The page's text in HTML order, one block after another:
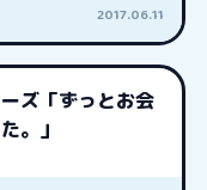
2017.06.11
ズ「ずっとお会
。」